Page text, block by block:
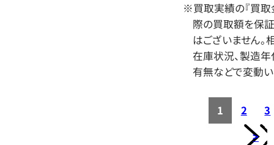
※買取実績の『買取
際の買取額を保
はございません。
在庫状況、製造年
有無などで変動い
1 2
3
>